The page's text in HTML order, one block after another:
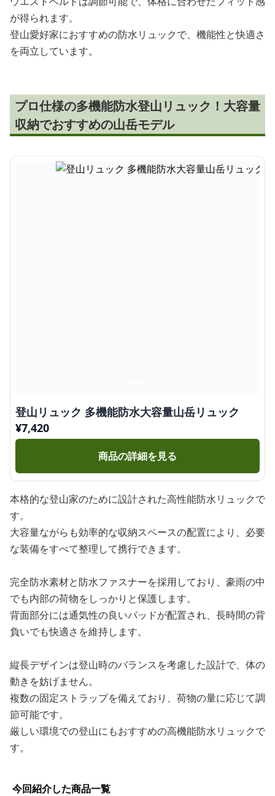
が得られます。
登山愛好家におすすめの防水リュックで、機能性と快適さ
を両立しています。
プロ仕様の多機能防水登山リュック！大容量
収納でおすすめの山岳モデル
登山リュック 多機能防水大容量山岳リュック
¥7,420
商品の詳細を見る
本格的な登山家のために設計された高性能防水リュックで
す。
大容量ながらも効率的な収納スペースの配置により、必要
な装備をすべて整理して携行できます。
完全防水素材と防水ファスナーを採用しており、豪雨の中
でも内部の荷物をしっかりと保護します。
背面部分には通気性の良いパッドが配置され、長時間の背
負いでも快適さを維持します。
縦長デザインは登山時のバランスを考慮した設計で、体の
動きを妨げません。
複数の固定ストラップを備えており、荷物の量に応じて調
節可能です。
厳しい環境での登山にもおすすめの高機能防水リュックで
す。
今回紹介した商品一覧